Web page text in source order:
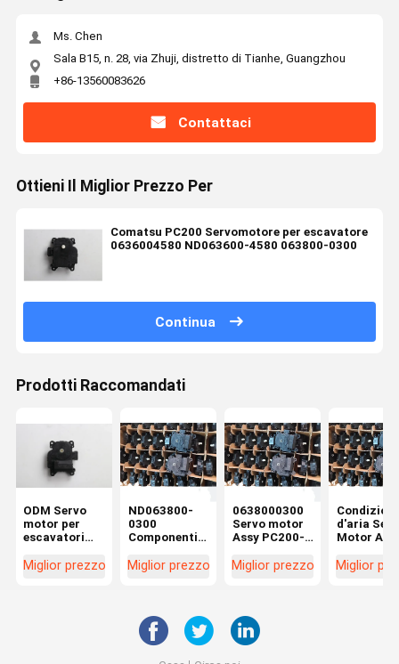
Ms. Chen
Sala B15, n. 28, via Zhuji, distretto di Tianhe, Guangzhou
+86-13560083626
Contattaci
Ottieni Il Miglior Prezzo Per
Comatsu PC200 Servomotore per escavatore
0636004580 ND063600-4580 063800-0300
Continua
Prodotti Raccomandati
ODM Servo
motor per
escavatori
SY215-8
Miglior prezzo
ND063800-
0300
Componenti
Komatsu
PC200-8MO
PC200-10
Miglior prezzo
0638000300
Servo motor
Assy PC200-7
Parti di
Miglior prezzo
d'aria
Motor
Miglior